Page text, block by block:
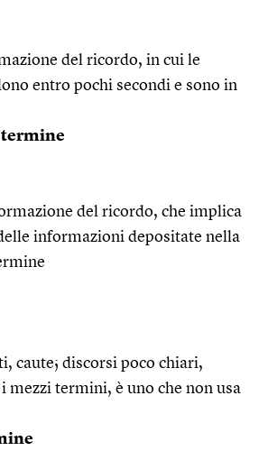
del ricordo, in cui le
entro pochi secondi e sono in
termine
del ricordo, che implica
informazioni depositate nella
caute; discorsi poco chiari,
mezzi termini, è uno che non usa